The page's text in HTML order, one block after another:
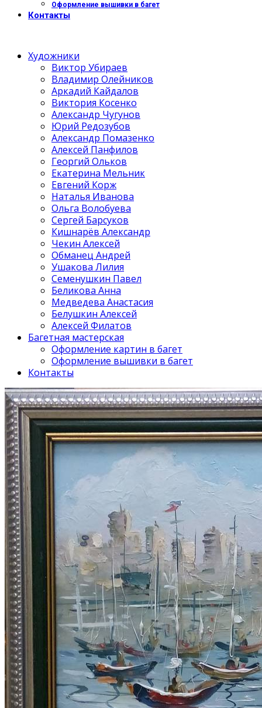
Оформление вышивки в багет
Контакты
Художники
Виктор Убираев
Владимир Олейников
Аркадий Кайдалов
Виктория Косенко
Александр Чугунов
Юрий Редозубов
Александр Помазенко
Алексей Панфилов
Георгий Ольков
Екатерина Мельник
Евгений Корж
Наталья Иванова
Ольга Волобуева
Сергей Барсуков
Кишнарёв Александр
Чекин Алексей
Обманец Андрей
Ушакова Лилия
Семенушкин Павел
Беликова Анна
Медведева Анастасия
Белушкин Алексей
Алексей Филатов
Багетная мастерская
Оформление картин в багет
Оформление вышивки в багет
Контакты